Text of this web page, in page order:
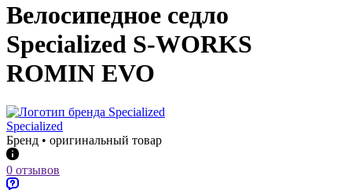
Велосипедное седло
Specialized S-WORKS
ROMIN EVO
Specialized
Бренд • оригинальный товар
0 отзывов